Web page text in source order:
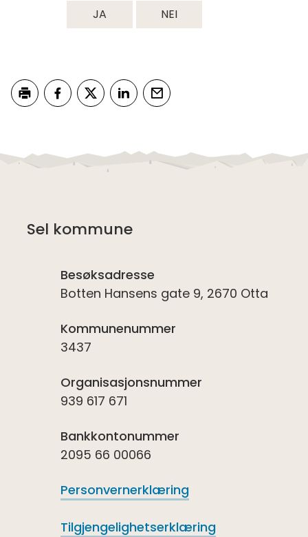
JA NEI
Sel kommune
Besøksadresse
Botten Hansens gate 9, 2670 Otta
Kommunenummer
3437
Organisasjonsnummer
939 617 671
Bankkontonummer
2095 66 00066
Personvernerklæring
Tilgjengelighetserklæring